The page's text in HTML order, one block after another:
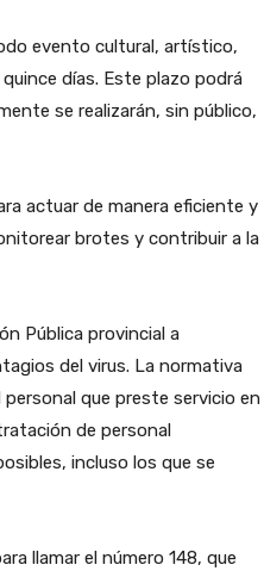
evento cultural, artístico,
días. Este plazo podrá
se realizarán, sin público,
actuar de manera eficiente y
brotes y contribuir a la
Pública provincial a
del virus. La normativa
que preste servicio en
de personal
incluso los que se
llamar el número 148, que